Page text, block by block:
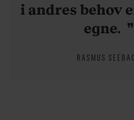
i andres behov
egne.
RASMUS